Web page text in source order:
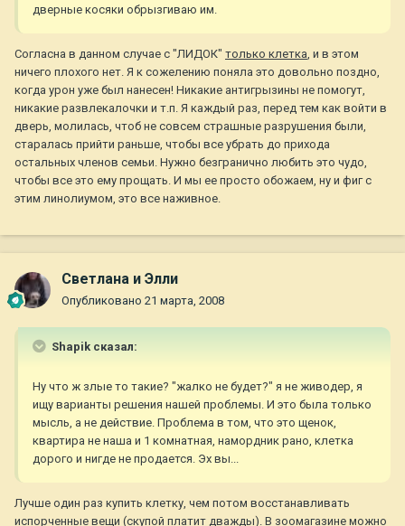
дверные косяки обрызгиваю им.
Согласна в данном случае с "ЛИДОК" только клетка, и в этом
ничего плохого нет. Я к сожелению поняла это довольно поздно,
когда урон уже был нанесен! Никакие антигрызины не помогут,
никакие развлекалочки и т.п. Я каждый раз, перед тем как войти в
дверь, молилась, чтоб не совсем страшные разрушения были,
старалась прийти раньше, чтобы все убрать до прихода
остальных членов семьи. Нужно безгранично любить это чудо,
чтобы все это ему прощать. И мы ее просто обожаем, ну и фиг с
этим линолиумом, это все наживное.
Светлана и Элли
Опубликовано 21 марта, 2008
Shapik сказал:
Ну что ж злые то такие? "жалко не будет?" я не живодер, я
ищу варианты решения нашей проблемы. И это была только
мысль, а не действие. Проблема в том, что это щенок,
квартира не наша и 1 комнатная, намордник рано, клетка
дорого и нигде не продается. Эх вы...
Лучше один раз купить клетку, чем потом восстанавливать
испорченные вещи (скупой платит дважды). В зоомагазине можно